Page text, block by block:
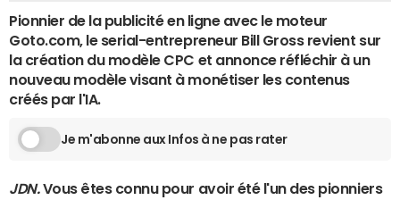
Pionnier de la publicité en ligne avec le moteur
Goto.com, le serial-entrepreneur Bill Gross revient sur
la création du modèle CPC et annonce réfléchir à un
nouveau modèle visant à monétiser les contenus
créés par l'IA.
Je m'abonne aux Infos à ne pas rater
JDN.Vous êtes connu pour avoir été l'un des pionniers